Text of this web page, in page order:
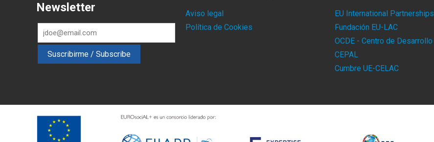
Newsletter
Aviso legal
Política de Cookies
EU International Partnerships
Fundación EU-LAC
OCDE - Centro de Desarrollo
CEPAL
Cumbre UE-CELAC